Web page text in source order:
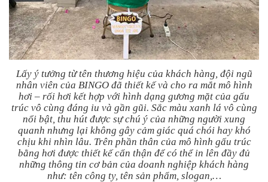
Lấy ý tưởng từ tên thương hiệu của khách hàng, đội ngũ
nhân viên của BINGO đã thiết kế và cho ra mắt mô hình
hơi – rối hơi kết hợp với hình dạng gương mặt của gấu
trúc vô cùng đáng iu và gần gũi. Sắc màu xanh lá vô cùng
nổi bật, thu hút được sự chú ý của những người xung
quanh nhưng lại không gây cảm giác quá chói hay khó
chịu khi nhìn lâu. Trên phần thân của mô hình gấu trúc
bằng hơi được thiết kế cẩn thận để có thể in lên đầy đủ
những thông tin cơ bản của doanh nghiệp khách hàng
như: tên công ty, tên sản phẩm, slogan,…